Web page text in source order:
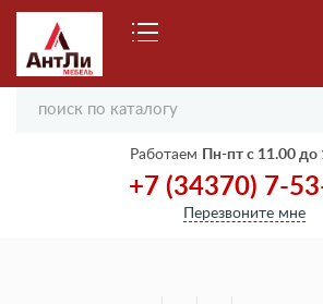
Работаем Пн-пт с 11.00 до
+7 (34370) 7-
Перезвоните мне